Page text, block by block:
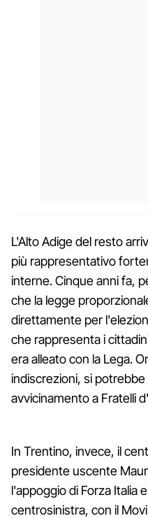
L'Alto Adige del resto
più rappresentativo
interne. Cinque anni fa,
che la legge
direttamente per
che rappresenta i
era alleato con la Lega.
indiscrezioni, si
avvicinamento a Fratelli
In Trentino, invece, il
presidente uscente
l'appoggio di Forza Italia
centrosinistra, con il